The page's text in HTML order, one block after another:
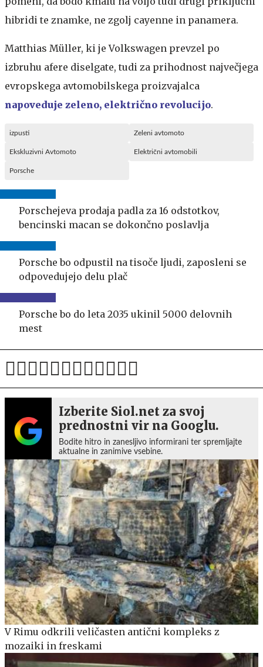
hibridi te znamke, ne zgolj cayenne in panamera.
Matthias Müller, ki je Volkswagen prevzel po
izbruhu afere diselgate, tudi za prihodnost največjega
evropskega avtomobilskega proizvajalca
napoveduje zeleno, električno revolucijo.
izpusti Zeleni avtomoto
Ekskluzivni Avtomoto Električni avtomobili
Porsche
Porschejeva prodaja padla za 16 odstotkov,
bencinski macan se dokončno poslavlja
Porsche bo odpustil na tisoče ljudi, zaposleni se
odpovedujejo delu plač
Porsche bo do leta 2035 ukinil 5000 delovnih
mest
Izberite Siol.net za svoj
prednostni vir na Googlu.
Bodite hitro in zanesljivo informirani ter spremljajte
aktualne in zanimive vsebine.
V Rimu odkrili veličasten antični kompleks z
mozaiki in freskami